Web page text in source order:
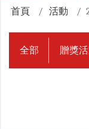
首頁 活動
全部 贈獎